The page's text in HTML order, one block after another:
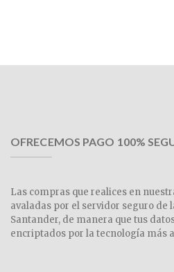
OFRECEMOS PAGO 100%
Las compras que realices en
avaladas por el servidor seguro de
Santander, de manera que tus
encriptados por la tecnología más